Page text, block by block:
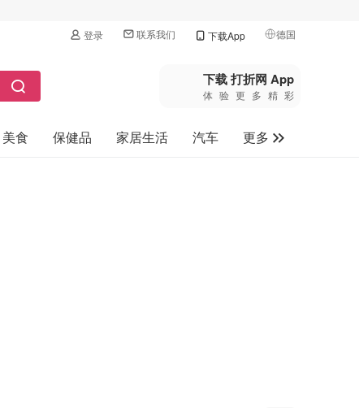
登录 联系我们 下载App 德国
🇺🇸美国
🇨🇳中国
🇨🇦加拿大
下载 打折网 App
体验更多精彩
美食 保健品 家居生活 汽车
更多